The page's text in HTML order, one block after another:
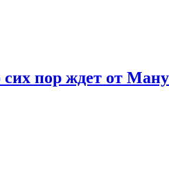
сих пор ждет от